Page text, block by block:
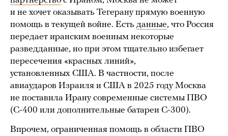
и не хочет оказывать Тегерану прямую военную
помощь в текущей войне. Есть данные, что Россия
передает иранским военным некоторые
разведданные, но при этом тщательно избегает
пересечения «красных линий»,
установленных США. В частности, после
авиаударов Израиля и США в 2025 году Москва
не поставила Ирану современные системы ПВО
(С-400 или дополнительные батареи С-300).
Впрочем, ограниченная помощь в области ПВО